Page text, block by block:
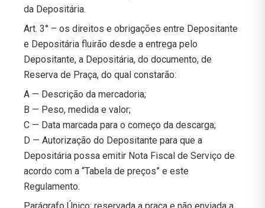
da Depositária.
Art. 3° – os direitos e obrigações entre Depositante
e Depositária fluirão desde a entrega pelo
Depositante, a Depositária, do documento, de
Reserva de Praça, do qual constarão:
A — Descrição da mercadoria;
B — Peso, medida e valor;
C — Data marcada para o começo da descarga;
D — Autorização do Depositante para que a
Depositária possa emitir Nota Fiscal de Serviço de
acordo com a “Tabela de preços” e este
Regulamento.